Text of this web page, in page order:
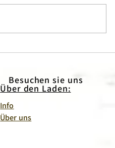
Besuchen sie uns
Über den Laden:
Info
Über uns